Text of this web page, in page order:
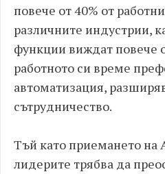
повече от 40% от
различните индустрии,
функции виждат повече
работното си време
автоматизация,
сътрудничество.
Тъй като приемането на
лидерите трябва да